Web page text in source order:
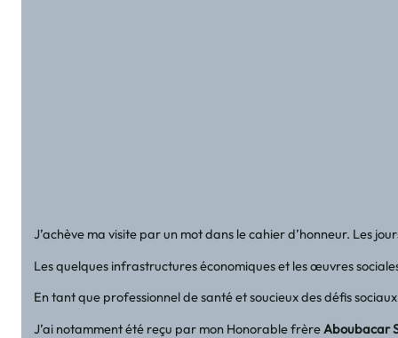
J’achève ma visite par un mot dans le cahier d’honneur. Les
Les quelques infrastructures économiques et les œuvres
En tant que professionnel de santé et soucieux des défis
J’ai notamment été reçu par mon Honorable frère Aboubacar